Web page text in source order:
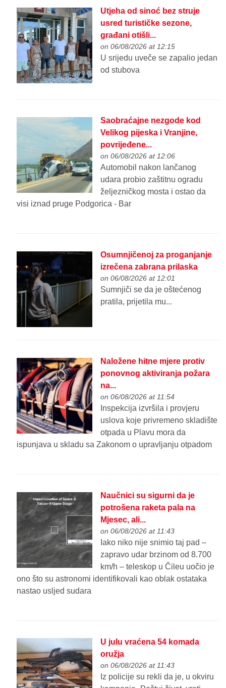
Utjeha od sinoć bez struje
usred turističke sezone,
građani otišli...
on 06/08/2026 at 12:15
U srijedu uveče se zapalio jedan
od stubova
Saobraćajne nezgode kod
Velikog pijeska i Vranjine,
povrijeđene...
on 06/08/2026 at 12:06
Automobil nakon lančanog
udara probio zaštitnu ogradu
željezničkog mosta i ostao da
visi iznad pruge Podgorica - Bar
Osumnjičenoj za proganjanje
izrečena zabrana prilaska
on 06/08/2026 at 12:01
Sumnjiči se da je oštećenog
pratila, prijetila mu...
Naložene hitne mjere protiv
ponovnog aktiviranja požara
na...
on 06/08/2026 at 11:54
Inspekcija izvršila i provjeru
uslova koje privremeno skladište
otpada u Plavu mora da
ispunjava u skladu sa Zakonom o upravljanju otpadom
Naučnici su sigurni da je
potrošena raketa pala na
Mjesec, ali...
on 06/08/2026 at 11:43
Iako niko nije snimio taj pad –
zapravo udar brzinom od 8.700
km/h – teleskop u Čileu uočio je
ono što su astronomi identifikovali kao oblak ostataka
nastao usljed sudara
U julu vraćena 54 komada
oružja
on 06/08/2026 at 11:43
Iz policije su rekli da je, u okviru